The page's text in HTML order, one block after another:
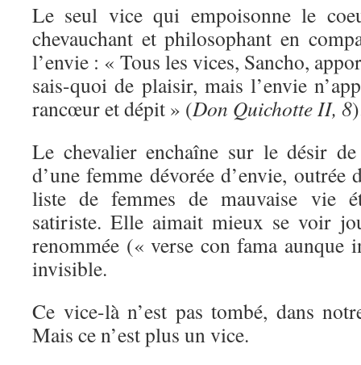
Le seul vice qui empoisonne le
chevauchant et philosophant en
l’envie : « Tous les vices, Sancho,
sais-quoi de plaisir, mais l’envie
rancœur et dépit » (Don Quichotte II, 8
Le chevalier enchaîne sur le désir
d’une femme dévorée d’envie,
liste de femmes de mauvaise vie
satiriste. Elle aimait mieux se voir
renommée (« verse con fama aunque
invisible.
Ce vice-là n’est pas tombé, dans
Mais ce n’est plus un vice.